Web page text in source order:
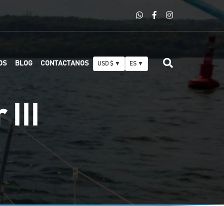
BLOG CONTACTANOS USD $ ▼ ES ▼